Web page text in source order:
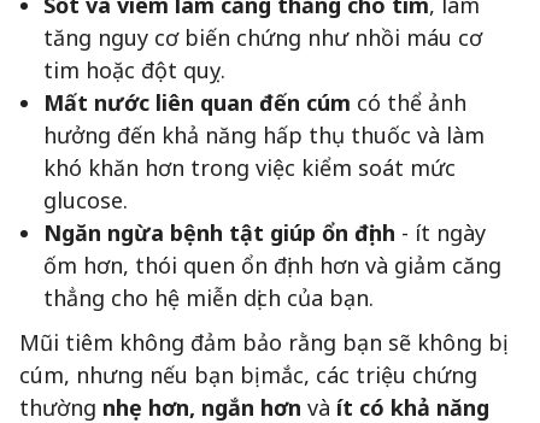
tăng nguy cơ biến chứng như nhồi máu cơ
tim hoặc đột quỵ.
Mất nước liên quan đến cúm có thể ảnh
hưởng đến khả năng hấp thụ thuốc và làm
khó khăn hơn trong việc kiểm soát mức
glucose.
Ngăn ngừa bệnh tật giúp ổn định - ít ngày
ốm hơn, thói quen ổn định hơn và giảm căng
thẳng cho hệ miễn dịch của bạn.
Mũi tiêm không đảm bảo rằng bạn sẽ không bị
cúm, nhưng nếu bạn bị mắc, các triệu chứng
thường nhẹ hơn, ngắn hơn và ít có khả năng